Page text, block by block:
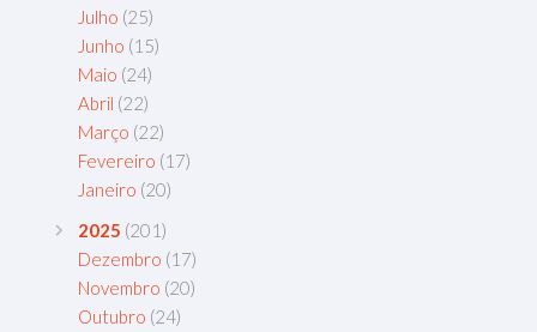
Julho (25)
Junho (15)
Maio (24)
Abril (22)
Março (22)
Fevereiro (17)
Janeiro (20)
2025 (201)
Dezembro (17)
Novembro (20)
Outubro (24)